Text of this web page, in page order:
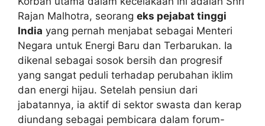
Rajan Malhotra, seorang eks pejabat tinggi
India yang pernah menjabat sebagai Menteri
Negara untuk Energi Baru dan Terbarukan. Ia
dikenal sebagai sosok bersih dan progresif
yang sangat peduli terhadap perubahan iklim
dan energi hijau. Setelah pensiun dari
jabatannya, ia aktif di sektor swasta dan kerap
diundang sebagai pembicara dalam forum-